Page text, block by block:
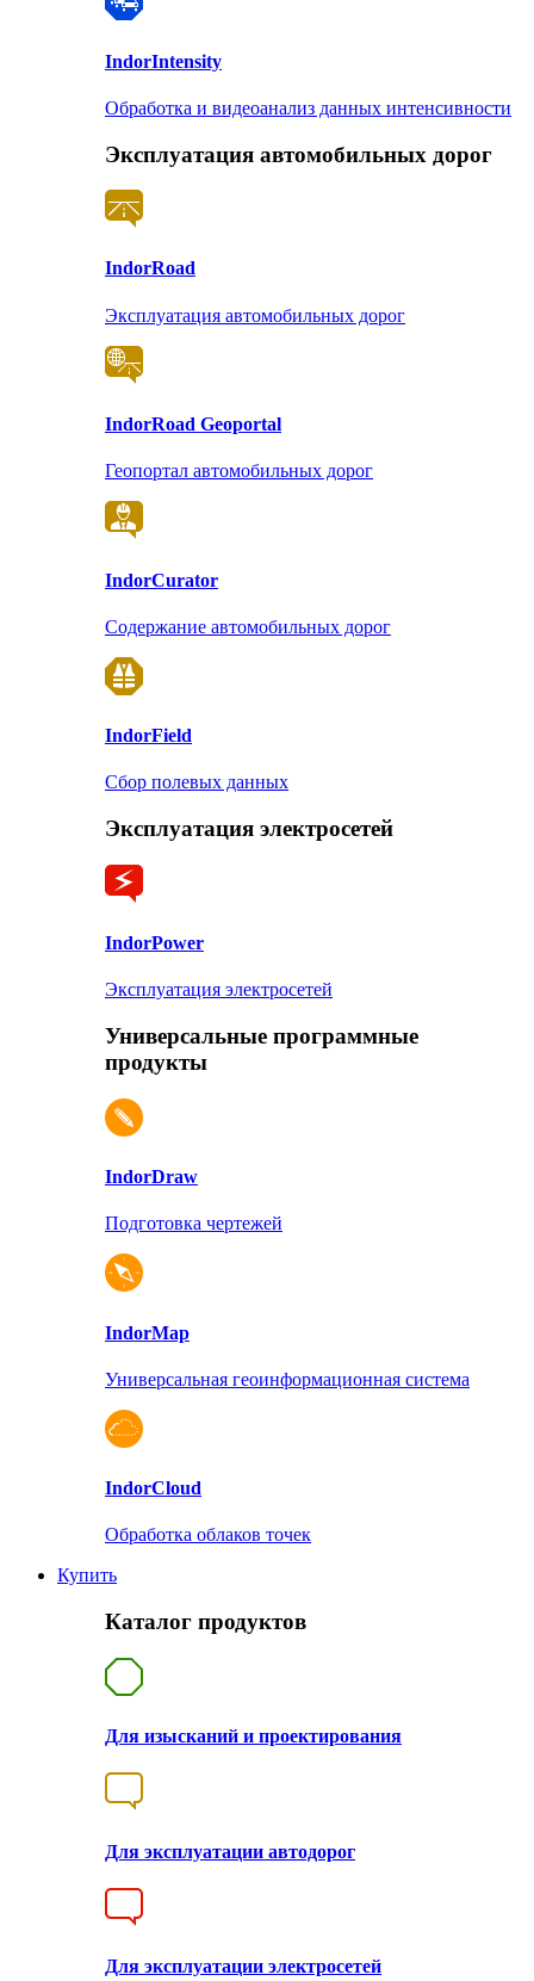
IndorIntensity
Обработка и видеоанализ данных интенсивности
Эксплуатация автомобильных дорог
IndorRoad
Эксплуатация автомобильных дорог
IndorRoad Geoportal
Геопортал автомобильных дорог
IndorCurator
Содержание автомобильных дорог
IndorField
Сбор полевых данных
Эксплуатация электросетей
IndorPower
Эксплуатация электросетей
Универсальные программные
продукты
IndorDraw
Подготовка чертежей
IndorMap
Универсальная геоинформационная система
IndorCloud
Обработка облаков точек
Купить
Каталог продуктов
Для изысканий и проектирования
Для эксплуатации автодорог
Для эксплуатации электросетей